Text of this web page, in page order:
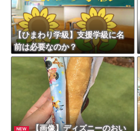
【ひまわり学級】支援学級に名
前は必要なのか？
NEW
【画像】ディズニーのおい